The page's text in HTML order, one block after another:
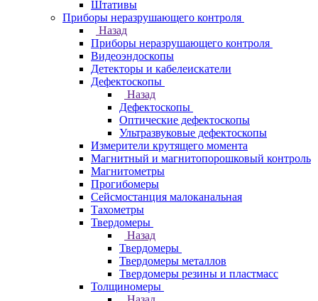
Штативы
Приборы неразрушающего контроля
Назад
Приборы неразрушающего контроля
Видеоэндоскопы
Детекторы и кабелеискатели
Дефектоскопы
Назад
Дефектоскопы
Оптические дефектоскопы
Ультразвуковые дефектоскопы
Измерители крутящего момента
Магнитный и магнитопорошковый контроль
Магнитометры
Прогибомеры
Сейсмостанция малоканальная
Тахометры
Твердомеры
Назад
Твердомеры
Твердомеры металлов
Твердомеры резины и пластмасс
Толщиномеры